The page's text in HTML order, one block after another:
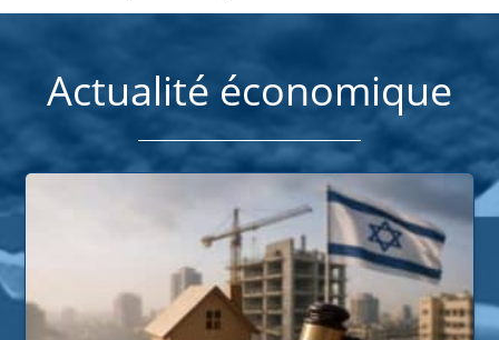
Actualité économique